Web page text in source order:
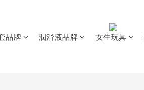
品牌 潤滑液品牌 女生玩具